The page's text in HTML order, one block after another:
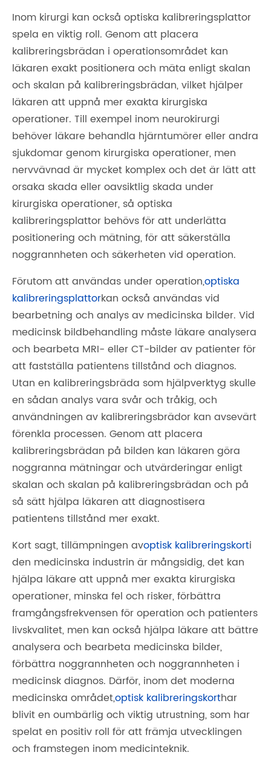
Inom kirurgi kan också optiska kalibreringsplattor
spela en viktig roll. Genom att placera
kalibreringsbrädan i operationsområdet kan
läkaren exakt positionera och mäta enligt skalan
och skalan på kalibreringsbrädan, vilket hjälper
läkaren att uppnå mer exakta kirurgiska
operationer. Till exempel inom neurokirurgi
behöver läkare behandla hjärntumörer eller andra
sjukdomar genom kirurgiska operationer, men
nervvävnad är mycket komplex och det är lätt att
orsaka skada eller oavsiktlig skada under
kirurgiska operationer, så optiska
kalibreringsplattor behövs för att underlätta
positionering och mätning, för att säkerställa
noggrannheten och säkerheten vid operation.
Förutom att användas under operation,optiska
kalibreringsplattorkan också användas vid
bearbetning och analys av medicinska bilder. Vid
medicinsk bildbehandling måste läkare analysera
och bearbeta MRI- eller CT-bilder av patienter för
att fastställa patientens tillstånd och diagnos.
Utan en kalibreringsbräda som hjälpverktyg skulle
en sådan analys vara svår och tråkig, och
användningen av kalibreringsbrädor kan avsevärt
förenkla processen. Genom att placera
kalibreringsbrädan på bilden kan läkaren göra
noggranna mätningar och utvärderingar enligt
skalan och skalan på kalibreringsbrädan och på
så sätt hjälpa läkaren att diagnostisera
patientens tillstånd mer exakt.
Kort sagt, tillämpningen avoptisk kalibreringskorti
den medicinska industrin är mångsidig, det kan
hjälpa läkare att uppnå mer exakta kirurgiska
operationer, minska fel och risker, förbättra
framgångsfrekvensen för operation och patienters
livskvalitet, men kan också hjälpa läkare att bättre
analysera och bearbeta medicinska bilder,
förbättra noggrannheten och noggrannheten i
medicinsk diagnos. Därför, inom det moderna
medicinska området,optisk kalibreringskorthar
blivit en oumbärlig och viktig utrustning, som har
spelat en positiv roll för att främja utvecklingen
och framstegen inom medicinteknik.